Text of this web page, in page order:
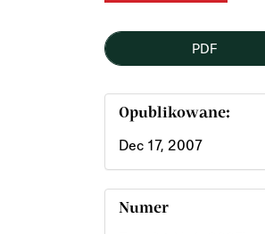
PDF
Opublikowane:
Dec 17, 2007
Numer